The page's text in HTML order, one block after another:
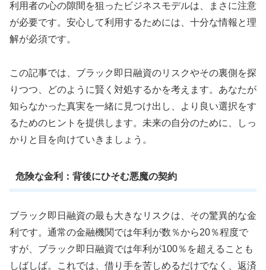
利用者の心の隙間を狙ったビジネスモデルは、まさに注意
が必要です。安心して利用するためには、十分な情報と理
解が必須です。
この記事では、ブラック即日融資のリスクやその裏側を探
りつつ、どのように賢く対処するかを考えます。あなたが
知らなかった真実を一緒に見つけ出し、より良い選択をす
るためのヒントを提供します。未来の自分のために、しっ
かりと目を向けていきましょう。
危険な金利：背後にひそむ悪魔の契約
ブラック即日融資の最も大きなリスクは、その驚異的な金
利です。通常の金融機関では年利が数％から20％程度で
すが、ブラック即日融資では年利が100％を超えることも
しばしば。これでは、借り手を苦しめるだけでなく、返済